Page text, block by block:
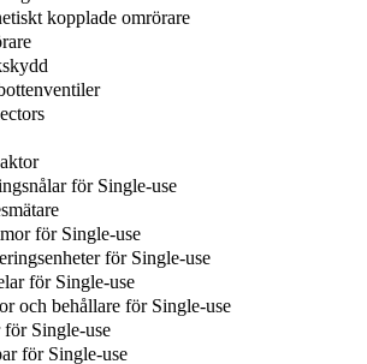
kopplade omrörare
för Single-use
för Single-use
för Single-use
för Single-use
och behållare för Single-use
för Single-use
för Single-use